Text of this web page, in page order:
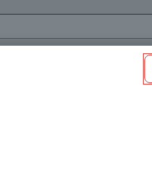
de datos